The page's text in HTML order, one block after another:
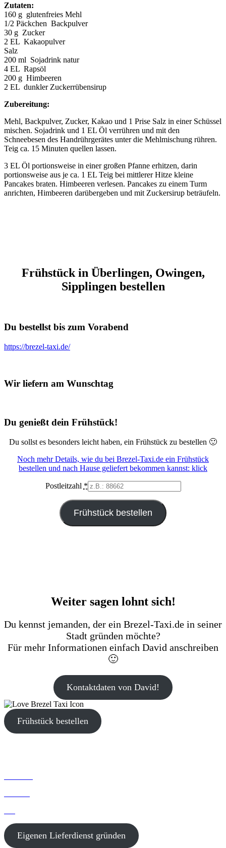
Zutaten:
160 g glutenfreies Mehl
1/2 Päckchen Backpulver
30 g Zucker
2 EL Kakaopulver
Salz
200 ml Sojadrink natur
4 EL Rapsöl
200 g Himbeeren
2 EL dunkler Zuckerrübensirup
Zubereitung:
Mehl, Backpulver, Zucker, Kakao und 1 Prise Salz in einer Schüssel
mischen. Sojadrink und 1 EL Öl verrühren und mit den
Schneebesen des Handrührgerätes unter die Mehlmischung rühren.
Teig ca. 15 Minuten quellen lassen.
3 EL Öl portionsweise in einer großen Pfanne erhitzen, darin
portionsweise aus je ca. 1 EL Teig bei mittlerer Hitze kleine
Pancakes braten. Himbeeren verlesen. Pancakes zu einem Turm
anrichten, Himbeeren darübergeben und mit Zuckersirup beträufeln.
Frühstück in Überlingen, Owingen,
Sipplingen bestellen
Du bestellst bis zum Vorabend
https://brezel-taxi.de/
Wir liefern am Wunschtag
Du genießt dein Frühstück!
Du sollst es besonders leicht haben, ein Frühstück zu bestellen 🙂
Noch mehr Details, wie du bei Brezel-Taxi.de ein Frühstück
bestellen und nach Hause geliefert bekommen kannst: klick
Postleitzahl *
Frühstück bestellen
Weiter sagen lohnt sich!
Du kennst jemanden, der ein Brezel-Taxi.de in seiner
Stadt gründen möchte?
Für mehr Informationen einfach David anschreiben
🙂
Kontaktdaten von David!
Frühstück bestellen
Eigenen Lieferdienst gründen